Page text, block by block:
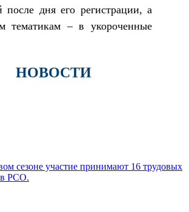
после дня его регистрации, а
тематикам – в укороченные
НОВОСТИ
сезоне участие принимают 16 трудовых
РСО.